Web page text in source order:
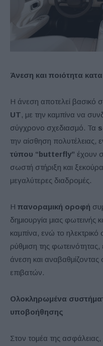
Άνεση και ποιότητα
Η άνεση αποτελεί βασικό
UT, με την καμπίνα να
σύγχρονο σχεδιασμό. Τα
την αίσθηση πολυτέλειας,
τύπου “butterfly” έχουν
σωστή στήριξη και
μεγαλύτερες διαδρομές.
Η πανοραμική οροφή
δημιουργία μιας φωτεινής
καμπίνα, ενώ το ηλεκτρικό
ρύθμιση της
άνεση και αναβαθμίζοντας
επιβατών.
Ολοκληρωμένα
υποβοήθησης
Στον τομέα της ασφάλειας,